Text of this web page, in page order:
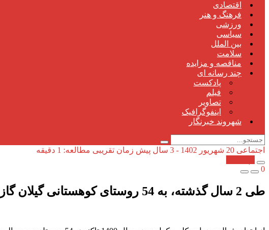
اقتصادی
فرهنگ و هنر
ورزشی
سیاسی
بین الملل
سلامت
مناقصه و مزایده
چند رسانه ای
پادکست
فیلم
تصاویر
اینفوگرافیک
شهروند خبرنگار
اجتماعی 20 شهریور 1402 - 3 سال پیش
زمان تقریبی مطالعه: 1 دقیقه
0
طی 2 سال گذشته، به 54 روستای کوهستانی گیلان گازرسانی شده است